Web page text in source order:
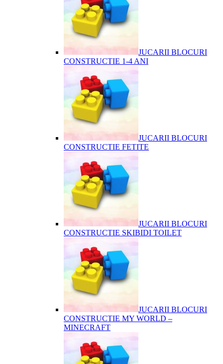
JUCARII BLOCURI
CONSTRUCTIE 1-4 ANI
JUCARII BLOCURI
CONSTRUCTIE FETITE
JUCARII BLOCURI
CONSTRUCTIE SKIBIDI TOILET
JUCARII BLOCURI
CONSTRUCTIE MY WORLD –
MINECRAFT